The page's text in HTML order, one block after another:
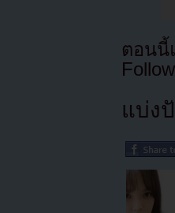
ตอนนี้
แบ่ง